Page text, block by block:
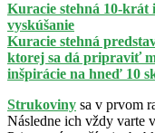
Kuracie stehná 10-krát
vyskúšanie
Kuracie stehná
ktorej sa dá pripraviť
inšpirácie na hneď 10
Strukoviny sa v prvom
Následne ich vždy varte